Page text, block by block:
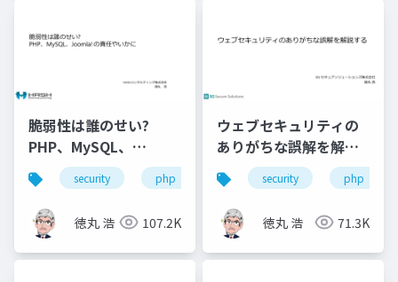
脆弱性は誰のせい?
PHP、MySQL、
Joomla! の責任やいか
に
security php joomla! mysql
徳丸 浩 107.2K
ウェブセキュリティの
ありがちな誤解を解説
する
security php
徳丸 浩 71.3K